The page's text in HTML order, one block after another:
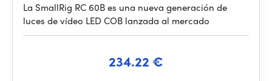
La SmallRig RC 60B es una nueva generación de
luces de vídeo LED COB lanzada al mercado
234.22 €